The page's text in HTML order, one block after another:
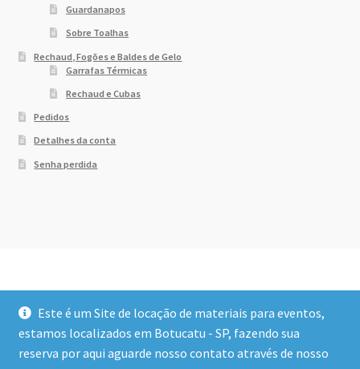
Este é um Site de locação de materiais para eventos,
estamos localizados em Botucatu - SP, fazendo sua
reserva por aqui aguarde nosso contato através de nosso
Guardanapos
Sobre Toalhas
Rechaud, Fogões e Baldes de Gelo
Garrafas Térmicas
Rechaud e Cubas
Pedidos
Detalhes da conta
Senha perdida
© Dony Locações 2026